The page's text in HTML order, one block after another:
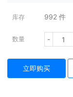
库存 992 件
数量 -
立即购买